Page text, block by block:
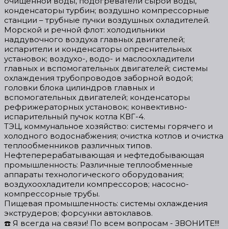
конденсаторы турбин; воздушно компрессорные
станции – трубные пучки воздушных охладителей.
Морской и речной флот: холодильники
наддувочного воздуха главных двигателей;
испарители и конденсаторы опреснительных
установок; воздухо-, водо- и маслоохладители
главных и вспомогательных двигателей; системы
охлаждения трубопроводов заборной водой;
головки блока цилиндров главных и
вспомогательных двигателей; конденсаторы
рефрижераторных установок; конвективно-
испарительный пучок котла КВГ-4.
ТЭЦ, коммунальное хозяйство: системы горячего и
холодного водоснабжения; очистка котлов и очистка
теплообменников различных типов.
Нефтеперерабатывающая и нефтедобывающая
промышленность: Различные теплообменные
аппараты технологического оборудования;
воздухоохладители компрессоров; насосно-
компрессорные трубы.
Пищевая промышленность: системы охлаждения
экструдеров; форсунки автоклавов.
☎️ Я всегда на связи! По всем вопросам - ЗВОНИТЕ!!!